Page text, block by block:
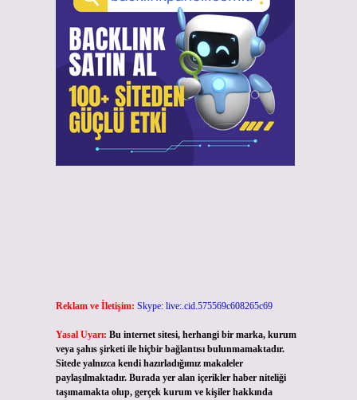
Reklam ve İletişim: Skype: live:.cid.575569c608265c69
Yasal Uyarı: Bu internet sitesi, herhangi bir marka, kurum
veya şahıs şirketi ile hiçbir bağlantısı bulunmamaktadır.
Sitede yalnızca kendi hazırladığımız makaleler
paylaşılmaktadır. Burada yer alan içerikler haber niteliği
taşımamakta olup, gerçek kurum ve kişiler hakkında